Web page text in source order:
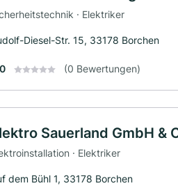
· Elektriker
Diesel-Str. 15, 33178 Borchen
(0 Bewertungen)
Sauerland GmbH &
· Elektriker
dem Bühl 1, 33178 Borchen